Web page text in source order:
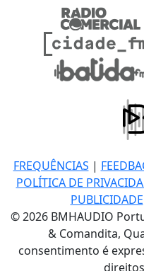
FREQUÊNCIAS |
POLÍTICA DE
PUBLICIDADE
© 2026 BMHAUDIO
& Comandita,
consentimento é